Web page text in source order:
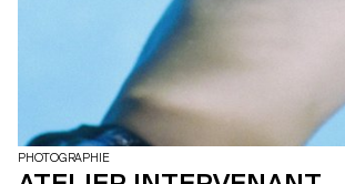
PHOTOGRAPHIE